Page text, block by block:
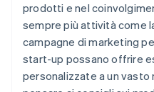
prodotti e nel
sempre più attività come
campagne di marketing
start-up possano offrire
personalizzate a un vasto